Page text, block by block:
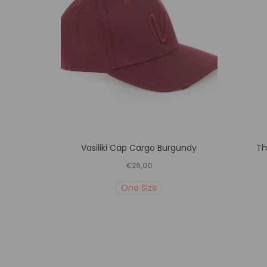
το
έχει
Vasiliki Cap Cargo Burgundy
€29,00
One Size